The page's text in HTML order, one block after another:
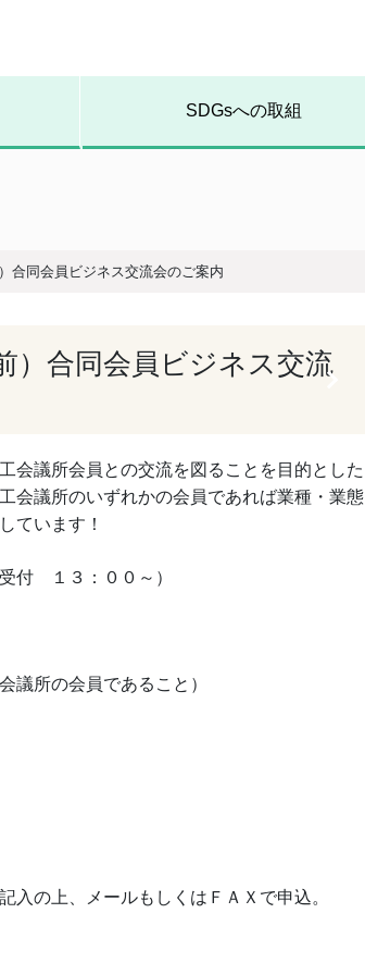
SDGsへの取組
合同会員ビジネス交流会のご案内
）合同会員ビジネス交流
会議所会員との交流を図ることを目的とした
会議所のいずれかの会員であれば業種・業態
ています！
付 １３：００～）
所の会員であること）
の上、メールもしくはＦＡＸで申込。